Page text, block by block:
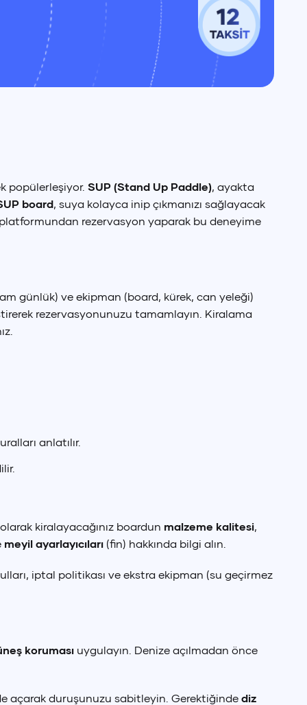
popülerleşiyor. SUP (Stand Up Paddle), ayakta
board, suya kolayca inip çıkmanızı sağlayacak
rezervasyon yaparak bu deneyime
günlük) ve ekipman (board, kürek, can yeleği)
rezervasyonunuzu tamamlayın. Kiralama
anlatılır.
kiralayacağınız boardun malzeme kalitesi,
meyil ayarlayıcıları (fin) hakkında bilgi alın.
iptal politikası ve ekstra ekipman (su geçirmez
koruması uygulayın. Denize açılmadan önce
açarak duruşunuzu sabitleyin. Gerektiğinde diz